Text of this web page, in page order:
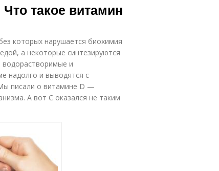
такое витамин
которых нарушается биохимия
а некоторые синтезируются
и
надолго и выводятся с
писали о витамине D —
А вот С оказался не таким